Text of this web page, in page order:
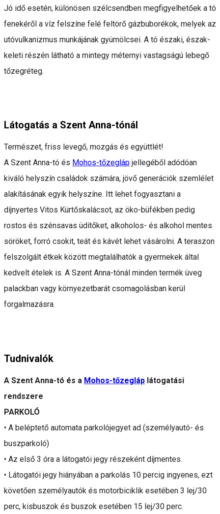
Jó idő esetén, különösen szélcsendben megfigyelhetőek a tó
fenekéről a víz felszíne felé feltörő gázbuborékok, melyek az
utóvulkanizmus munkájának gyümölcsei. A tó északi, észak-
keleti részén látható a mintegy méternyi vastagságú lebegő
tőzegréteg.
Látogatás a Szent Anna-tónál
Természet, friss levegő, mozgás és együttlét!
A Szent Anna-tó és Mohos-tőzegláp jellegéből adódóan
kiváló helyszín családok számára, jövő generációk szemlélet
alakításának egyik helyszíne. Itt lehet fogyasztani a
díjnyertes Vitos Kürtőskalácsot, az öko-büfékben pedig
rostos és szénsavas üdítőket, alkoholos- és alkohol mentes
söröket, forró csokit, teát és kávét lehet vásárolni. A teraszon
felszolgált étkek között megtalálhatók a gyermekek által
kedvelt ételek is. A Szent Anna-tónál minden termék üveg
palackban vagy környezetbarát csomagolásban kerül
forgalmazásra.
Tudnivalók
A Szent Anna-tó és a Mohos-tőzegláp látogatási
rendszere
PARKOLÓ
• A beléptető automata parkolójegyet ad (személyautó- és
buszparkoló)
• Az első 3 óra a látogatói jegy részeként díjmentes.
• Látogatói jegy hiányában a parkolás 10 percig ingyenes, ezt
követően személyautók és motorbiciklik esetében 3 lej/30
perc, kisbuszok és buszok esetében 15 lej/30 perc.